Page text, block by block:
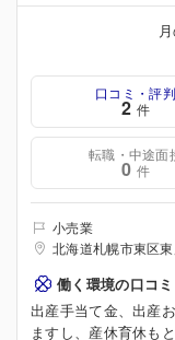
口コミ・評判
2 件
転職・中途面
0 件
小売業
北海道札幌市東区
働く環境の口コミ
出産手当て金、出産
ますし、産休育休も